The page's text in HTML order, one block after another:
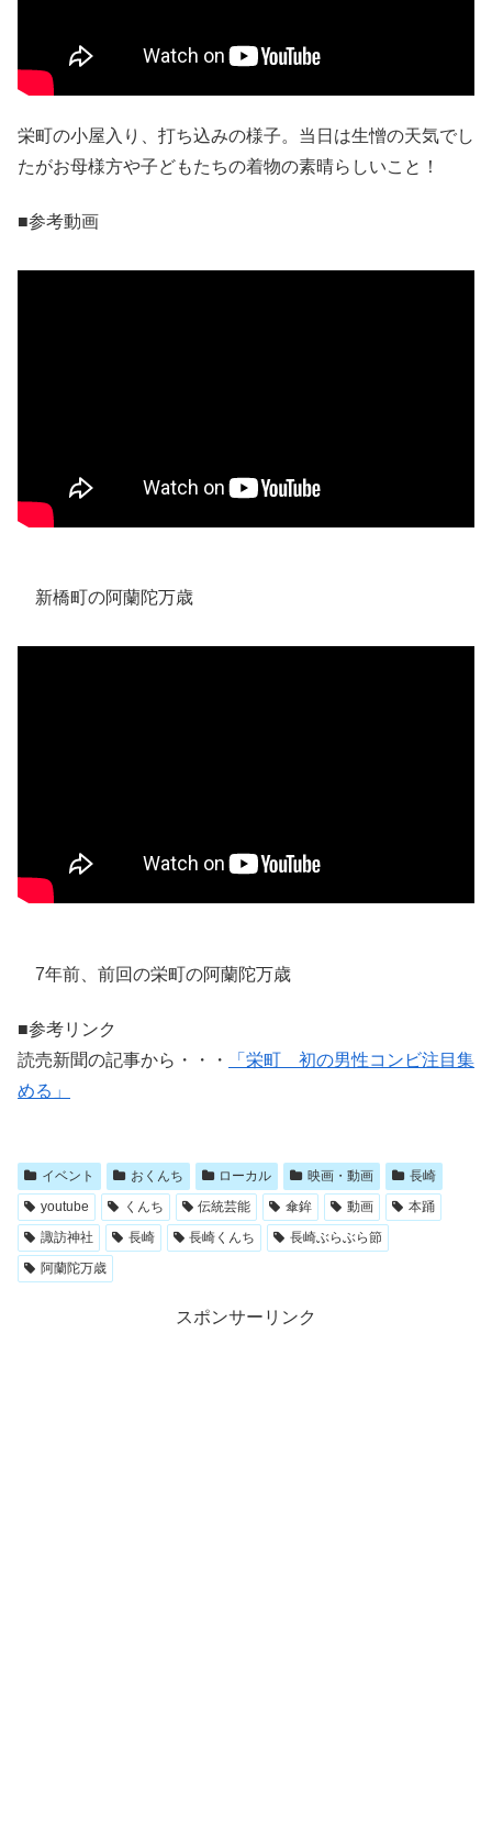
栄町の小屋入り、打ち込みの様子。当日は生憎の天気でし
たがお母様方や子どもたちの着物の素晴らしいこと！
■参考動画
新橋町の阿蘭陀万歳
7年前、前回の栄町の阿蘭陀万歳
■参考リンク
読売新聞の記事から・・・
「栄町 初の男性コンビ注目集
める」
イベント おくんち ローカル 映画・動画
長崎
youtube
くんち 伝統芸能 傘鉾 動画
本踊
諏訪神社
長崎 長崎くんち
長崎ぶらぶら節
阿蘭陀万歳
スポンサーリンク